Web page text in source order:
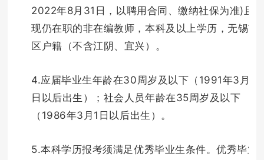
2022年8月31日，以聘用合同、缴纳社保为准)且
现仍在职的非在编教师，本科及以上学历，无锡市
区户籍（不含江阴、宜兴）。
4.应届毕业生年龄在30周岁及以下（1991年3月1
日以后出生）；社会人员年龄在35周岁及以下
（1986年3月1日以后出生）。
5.本科学历报考须满足优秀毕业生条件。优秀毕业